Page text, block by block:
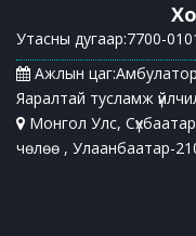
Утасны дугаар:7700-
Ажлын
Яаралтай тусламж
Монгол Улс,
чөлөө , Улаанбаатар-